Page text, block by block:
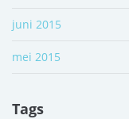
juni 2015
mei 2015
Tags